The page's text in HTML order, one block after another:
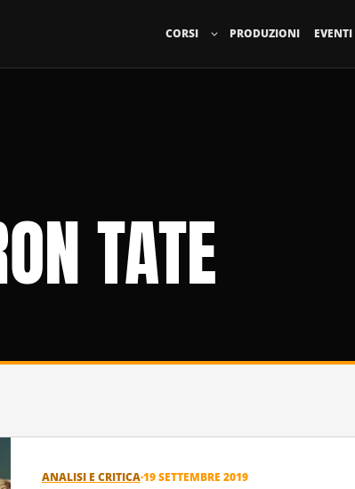
CORSI PRODUZIONI EVENTI
TATE
ANALISI E CRITICA·19 SETTEMBRE 2019